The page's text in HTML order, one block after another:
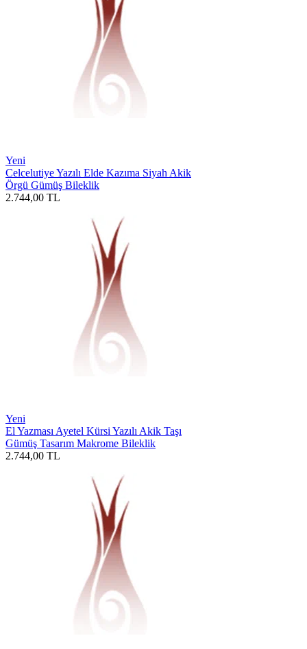
Yeni
Celcelutiye Yazılı Elde Kazıma Siyah Akik
Örgü Gümüş Bileklik
2.744,00 TL
Yeni
El Yazması Ayetel Kürsi Yazılı Akik Taşı
Gümüş Tasarım Makrome Bileklik
2.744,00 TL